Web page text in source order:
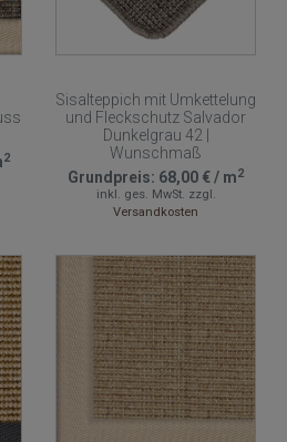
2
Sisalteppich mit Umkettelung
und Fleckschutz Salvador
Dunkelgrau 42 |
Wunschmaß
Grundpreis: 68,00 €/ m2
inkl. ges. MwSt. zzgl.
Versandkosten